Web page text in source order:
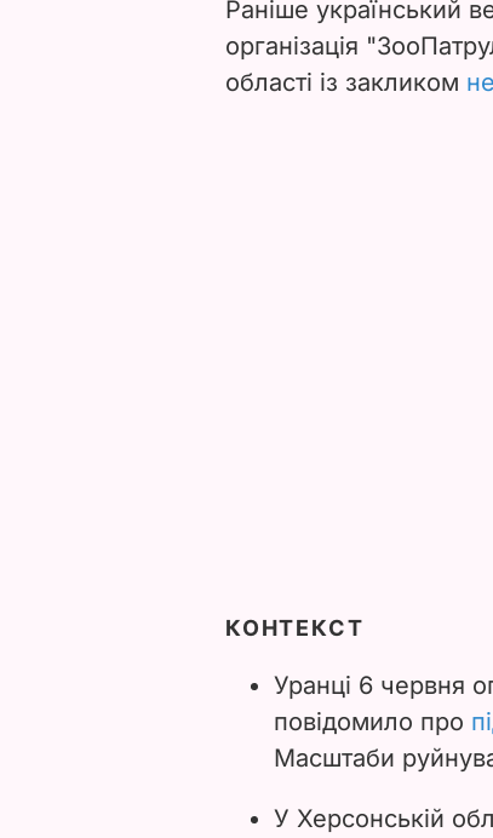
Раніше український
організація
області із закликом
КОНТЕКСТ
Уранці 6 червня
повідомило про
Масштаби
У Херсонській